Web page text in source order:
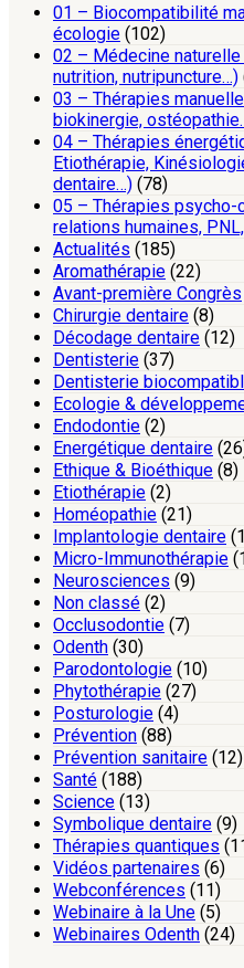
01 – Biocompatibilité
écologie (102)
02 – Médecine naturelle
nutrition, nutripuncture…)
03 – Thérapies
biokinergie,
04 – Thérapies
Etiothérapie,
dentaire…) (78)
05 – Thérapies psycho-
relations humaines,
Actualités (185)
Aromathérapie (22)
Avant-première Congrès
Chirurgie dentaire (8)
Décodage dentaire (12)
Dentisterie (37)
Dentisterie
Ecologie &
Endodontie (2)
Energétique dentaire
Ethique & Bioéthique (8)
Etiothérapie (2)
Homéopathie (21)
Implantologie dentaire
Micro-Immunothérapie
Neurosciences (9)
Non classé (2)
Occlusodontie (7)
Odenth (30)
Parodontologie (10)
Phytothérapie (27)
Posturologie (4)
Prévention (88)
Prévention sanitaire (12)
Santé (188)
Science (13)
Symbolique dentaire (9)
Thérapies quantiques
Vidéos partenaires (6)
Webconférences (11)
Webinaire à la Une (5)
Webinaires Odenth (24)